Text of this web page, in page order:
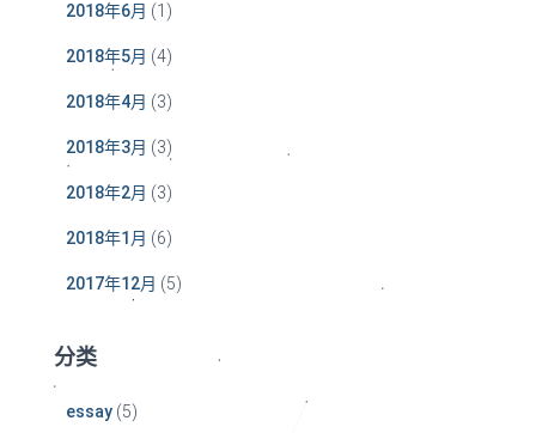
2018年6月 (1)
2018年5月 (4)
2018年4月 (3)
2018年3月 (3)
2018年2月 (3)
2018年1月 (6)
2017年12月 (5)
分类
essay (5)